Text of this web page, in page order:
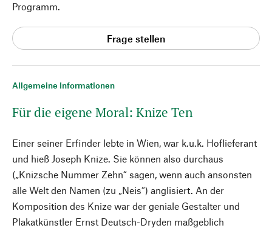
Allgemeine Informationen
Für die eigene Moral: Knize Ten
Einer seiner Erfinder lebte in Wien, war k.u.k. Hoflieferant
und hieß Joseph Knize. Sie können also durchaus
(„Knizsche Nummer Zehn“ sagen, wenn auch ansonsten
alle Welt den Namen (zu „Neis“) anglisiert. An der
Komposition des Knize war der geniale Gestalter und
Plakatkünstler Ernst Deutsch-Dryden maßgeblich
Programm.
Frage stellen